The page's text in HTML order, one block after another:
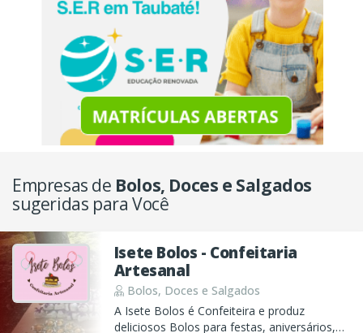
Empresas de Bolos, Doces e Salgados
sugeridas para Você
Isete Bolos - Confeitaria
Artesanal
Bolos, Doces e Salgados
A Isete Bolos é Confeiteira e produz
deliciosos Bolos para festas, aniversários,